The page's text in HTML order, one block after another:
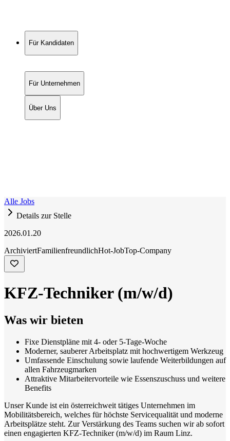
Für Kandidaten
Für Unternehmen
Über Uns
Alle Jobs
Details zur Stelle
2026.01.20
ArchiviertFamilienfreundlichHot-JobTop-Company
KFZ-Techniker (m/w/d)
Was wir bieten
Fixe Dienstpläne mit 4- oder 5-Tage-Woche
Moderner, sauberer Arbeitsplatz mit hochwertigem Werkzeug
Umfassende Einschulung sowie laufende Weiterbildungen auf
allen Fahrzeugmarken
Attraktive Mitarbeitervorteile wie Essenszuschuss und weitere
Benefits
Unser Kunde ist ein österreichweit tätiges Unternehmen im
Mobilitätsbereich, welches für höchste Servicequalität und moderne
Arbeitsplätze steht. Zur Verstärkung des Teams suchen wir ab sofort
einen engagierten KFZ-Techniker (m/w/d) im Raum Linz.